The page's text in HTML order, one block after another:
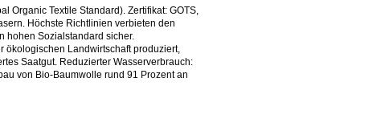
Organic Textile Standard). Zertifikat: GOTS,
Höchste Richtlinien verbieten den
hohen Sozialstandard sicher.
ökologischen Landwirtschaft produziert,
Saatgut. Reduzierter Wasserverbrauch:
von Bio-Baumwolle rund 91 Prozent an